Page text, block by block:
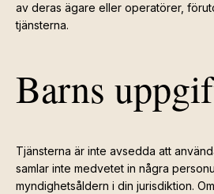
av deras ägare eller operatörer,
tjänsterna.
Barns
Tjänsterna är inte avsedda att
samlar inte medvetet in några
myndighetsåldern i din jurisdiktion.